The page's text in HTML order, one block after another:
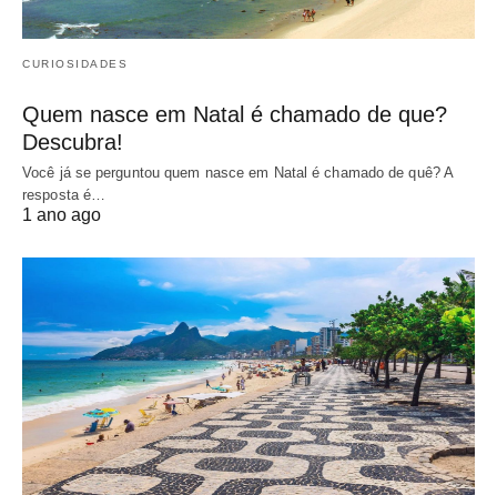
CURIOSIDADES
Quem nasce em Natal é chamado de que?
Descubra!
Você já se perguntou quem nasce em Natal é chamado de quê? A
resposta é…
1 ano ago